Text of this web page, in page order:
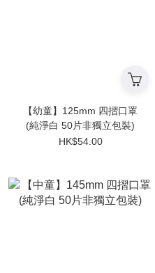
【幼童】125mm 四摺口罩
(純淨白 50片非獨立包裝)
HK$54.00